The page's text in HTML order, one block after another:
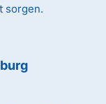
sorgen.